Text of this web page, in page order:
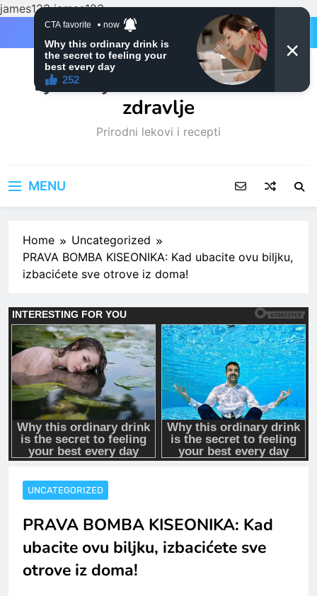
james123james123
Ljubitelji mačaka i Prirodno
zdravlje
Prirodni lekovi i recepti
MENU
Home
Uncategorized
PRAVA BOMBA KISEONIKA: Kad ubacite ovu biljku,
izbacićete sve otrove iz doma!
UNCATEGORIZED
PRAVA BOMBA KISEONIKA: Kad
ubacite ovu biljku, izbacićete sve
otrove iz doma!